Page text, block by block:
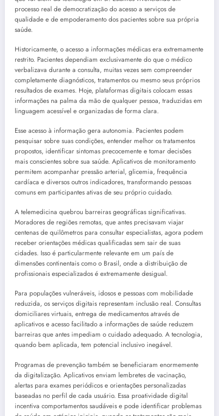
processo real de democratização do acesso a serviços de
qualidade e de empoderamento dos pacientes sobre sua própria
saúde.
Historicamente, o acesso a informações médicas era extremamente
restrito. Pacientes dependiam exclusivamente do que o médico
verbalizava durante a consulta, muitas vezes sem compreender
completamente diagnósticos, tratamentos ou mesmo seus próprios
resultados de exames. Hoje, plataformas digitais colocam essas
informações na palma da mão de qualquer pessoa, traduzidas em
linguagem acessível e organizadas de forma clara.
Esse acesso à informação gera autonomia. Pacientes podem
pesquisar sobre suas condições, entender melhor os tratamentos
propostos, identificar sintomas precocemente e tomar decisões
mais conscientes sobre sua saúde. Aplicativos de monitoramento
permitem acompanhar pressão arterial, glicemia, frequência
cardíaca e diversos outros indicadores, transformando pessoas
comuns em participantes ativas de seu próprio cuidado.
A telemedicina quebrou barreiras geográficas significativas.
Moradores de regiões remotas, que antes precisavam viajar
centenas de quilômetros para consultar especialistas, agora podem
receber orientações médicas qualificadas sem sair de suas
cidades. Isso é particularmente relevante em um país de
dimensões continentais como o Brasil, onde a distribuição de
profissionais especializados é extremamente desigual.
Para populações vulneráveis, idosos e pessoas com mobilidade
reduzida, os serviços digitais representam inclusão real. Consultas
domiciliares virtuais, entrega de medicamentos através de
aplicativos e acesso facilitado a informações de saúde reduzem
barreiras que antes impediam o cuidado adequado. A tecnologia,
quando bem aplicada, tem potencial inclusivo inegável.
Programas de prevenção também se beneficiaram enormemente
da digitalização. Aplicativos enviam lembretes de vacinação,
alertas para exames periódicos e orientações personalizadas
baseadas no perfil de cada usuário. Essa proatividade digital
incentiva comportamentos saudáveis e pode identificar problemas